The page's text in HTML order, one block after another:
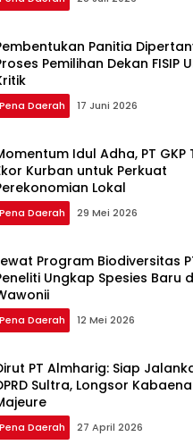
Panitia
Pemilihan Dekan FISIP
Pena Daerah 17 Juni 2026
Idul Adha, PT GKP
Kurban untuk Perkuat
Lokal
Pena Daerah 29 Mei 2026
Program Biodiversitas
Ungkap Spesies Baru
Pena Daerah 12 Mei 2026
PT Almharig: Siap
Sultra, Longsor
Pena Daerah 27 April 2026